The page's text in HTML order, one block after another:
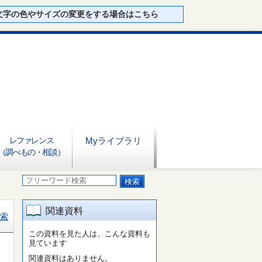
の色やサイズの変更をする場合はこちら
レファレンス
調べもの・相談）
Myライブラリ
関連資料
この資料を見た人は、こんな資料も
見ています
関連資料はありません。